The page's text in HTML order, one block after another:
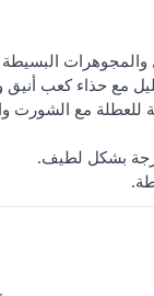
والمجوهرات
مع حذاء كعب
للعطلة مع